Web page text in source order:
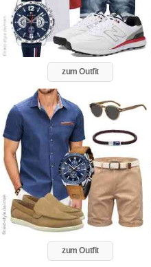
zum Outfit
zum Outfit